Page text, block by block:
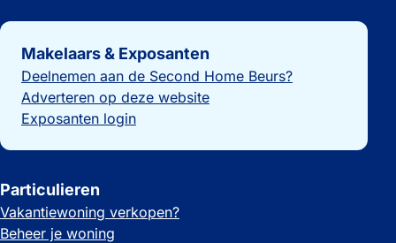
Belangrijke links
Makelaars & Exposanten
Deelnemen aan de Second Home Beurs?
Adverteren op deze website
Exposanten login
Particulieren
Vakantiewoning verkopen?
Beheer je woning